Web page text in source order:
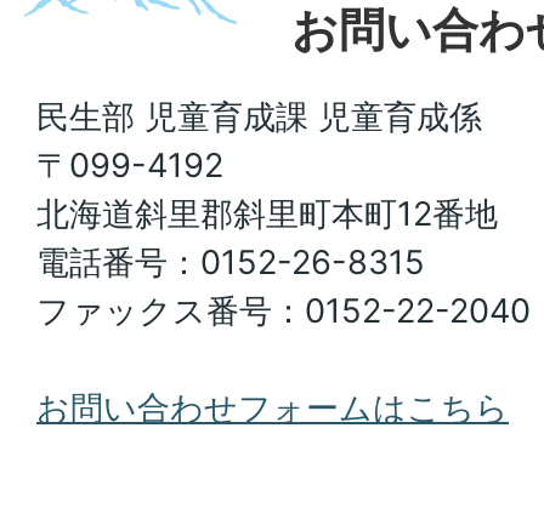
お問い合わ
民生部 児童育成課 児童育成係
〒099-4192
北海道斜里郡斜里町本町12番地
電話番号：0152-26-8315
ファックス番号：0152-22-2040
お問い合わせフォームはこちら